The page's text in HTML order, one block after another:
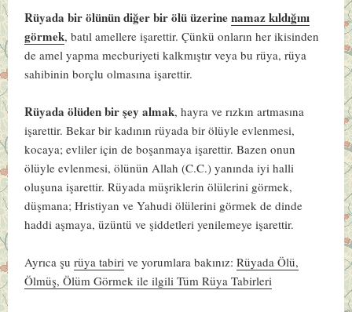
Rüyada bir ölünün diğer bir ölü üzerinenamaz kıldığını
görmek, batıl amellere işarettir. Çünkü onların her ikisinden
de amel yapma mecburiyeti kalkmıştır veya bu rüya, rüya
sahibinin borçlu olmasına işarettir.
Rüyada ölüden bir şey almak, hayra ve rızkın artmasına
işarettir. Bekar bir kadının rüyada bir ölüyle evlenmesi,
kocaya; evliler için de boşanmaya işarettir. Bazen onun
ölüyle evlenmesi, ölünün Allah (C.C.) yanında iyi halli
oluşuna işarettir. Rüyada müşriklerin ölülerini görmek,
düşmana; Hristiyan ve Yahudi ölülerini görmek de dinde
haddi aşmaya, üzüntü ve şiddetleri yenilemeye işarettir.
Ayrıca şurüya tabiri ve yorumlara bakınız:Rüyada Ölü,
Ölmüş, Ölüm Görmek ile ilgili Tüm Rüya Tabirleri